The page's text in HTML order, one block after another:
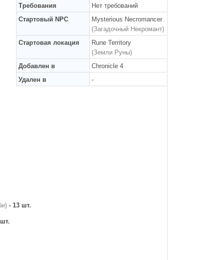
Требования
Нет требований
Стартовый NPC
Mysterious Necromancer
(Загадочный Некромант)
Стартовая локация
Rune Territory
(Земли Руны)
Добавлен в
Chronicle 4
Удален в
-
- 13 шт.